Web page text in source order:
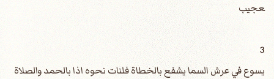
عجيب
3
يسوع في عرش السما يشفع بالخطاة فلنات نحوه اذا بالحمد والصلاة